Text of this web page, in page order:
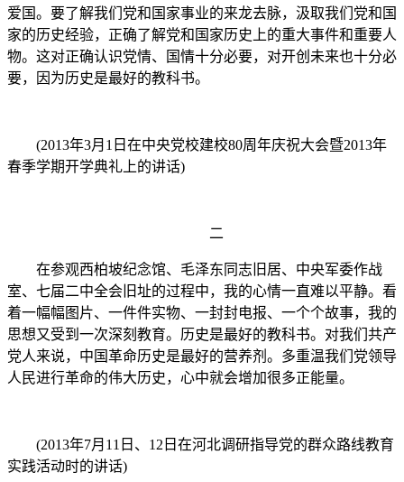
爱国。要了解我们党和国家事业的来龙去脉，汲取我们党和国
家的历史经验，正确了解党和国家历史上的重大事件和重要人
物。这对正确认识党情、国情十分必要，对开创未来也十分必
要，因为历史是最好的教科书。
(2013年3月1日在中央党校建校80周年庆祝大会暨2013年
春季学期开学典礼上的讲话)
二
在参观西柏坡纪念馆、毛泽东同志旧居、中央军委作战
室、七届二中全会旧址的过程中，我的心情一直难以平静。看
着一幅幅图片、一件件实物、一封封电报、一个个故事，我的
思想又受到一次深刻教育。历史是最好的教科书。对我们共产
党人来说，中国革命历史是最好的营养剂。多重温我们党领导
人民进行革命的伟大历史，心中就会增加很多正能量。
(2013年7月11日、12日在河北调研指导党的群众路线教育
实践活动时的讲话)